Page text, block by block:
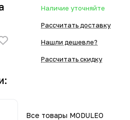
Наличие уточняйте
Рассчитать доставку
Нашли дешевле?
Рассчитать скидку
Все товары MODULEO